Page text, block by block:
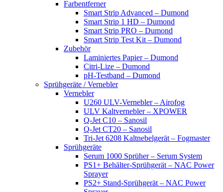
Farbentferner
Smart Strip Advanced – Dumond
Smart Strip 1 HD – Dumond
Smart Strip PRO – Dumond
Smart Strip Test Kit – Dumond
Zubehör
Laminiertes Papier – Dumond
Citri-Lize – Dumond
pH-Testband – Dumond
Sprühgeräte / Vernebler
Vernebler
U260 ULV-Vernebler – Airofog
ULV Kaltvernebler – XPOWER
Q-Jet C10 – Sanosil
Q-Jet CT20 – Sanosil
Tri-Jet 6208 Kaltnebelgerät – Fogmaster
Sprühgeräte
Serum 1000 Sprüher – Serum System
PS1+ Behälter-Sprühgerät – NAC Power
Sprayer
PS2+ Stand-Sprühgerät – NAC Power